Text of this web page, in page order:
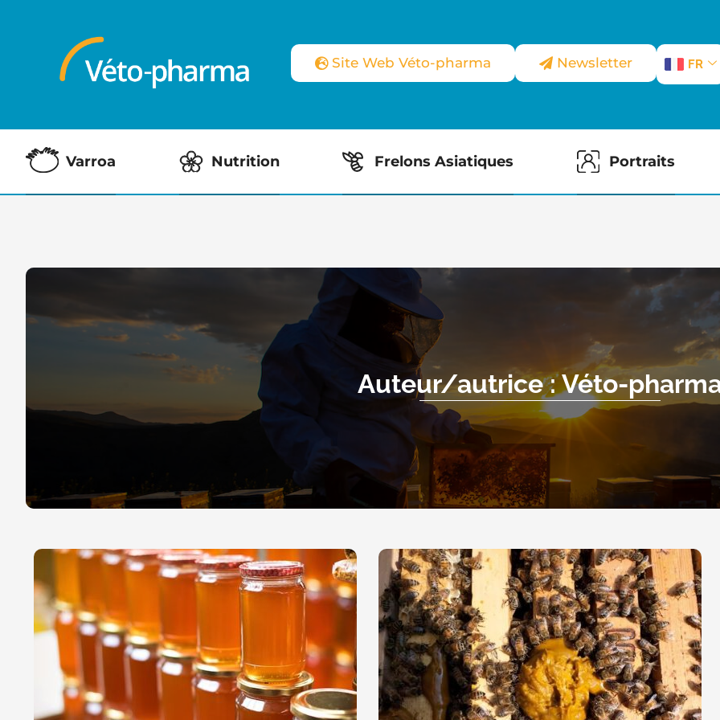
Site Web Véto-pharma Newsletter FR
Varroa Nutrition Frelons Asiatiques Portraits
Auteur/autrice : Véto-